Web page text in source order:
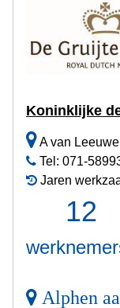
Koninklijke
A van
Tel: 071-
Jaren
12
Alphen